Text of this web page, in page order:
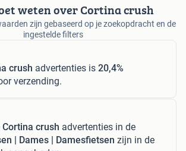
weten over Cortina crush
zijn gebaseerd op je zoekopdracht en de
ingestelde filters
crush advertenties is 20,4%
verzending.
Cortina crush advertenties in de
| Dames | Damesfietsen zijn in de